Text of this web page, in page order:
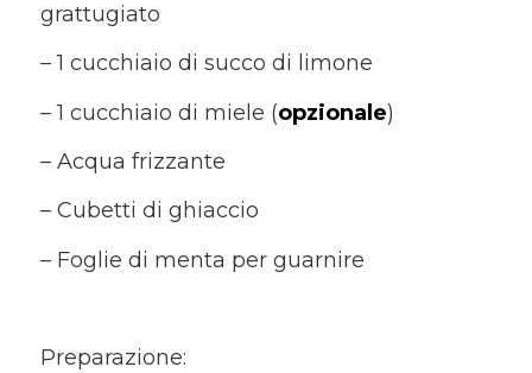
grattugiato
– 1 cucchiaio di succo di limone
– 1 cucchiaio di miele (opzionale)
– Acqua frizzante
– Cubetti di ghiaccio
– Foglie di menta per guarnire
Preparazione: